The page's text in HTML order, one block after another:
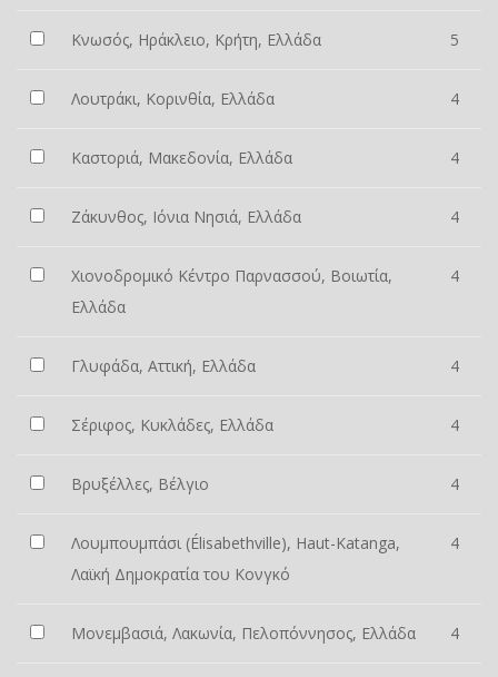
Κνωσός, Ηράκλειο, Κρήτη, Ελλάδα 5
Λουτράκι, Κορινθία, Ελλάδα 4
Καστοριά, Μακεδονία, Ελλάδα 4
Ζάκυνθος, Ιόνια Νησιά, Ελλάδα 4
Χιονοδρομικό Κέντρο Παρνασσού, Βοιωτία,
Ελλάδα
4
Γλυφάδα, Αττική, Ελλάδα 4
Σέριφος, Κυκλάδες, Ελλάδα 4
Βρυξέλλες, Βέλγιο 4
Λουμπουμπάσι (Élisabethville), Haut-Katanga,
Λαϊκή Δημοκρατία του Κονγκό
4
Μονεμβασιά, Λακωνία, Πελοπόννησος, Ελλάδα 4